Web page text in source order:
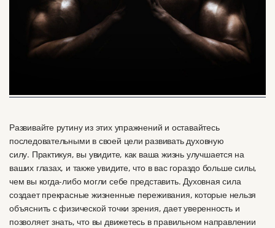
Развивайте рутину из этих упражнений и оставайтесь
последовательными в своей цели развивать духовную
силу. Практикуя, вы увидите, как ваша жизнь улучшается на
ваших глазах, и также увидите, что в вас гораздо больше силы,
чем вы когда-либо могли себе представить. Духовная сила
создает прекрасные жизненные переживания, которые нельзя
объяснить с физической точки зрения, дает уверенность и
позволяет знать, что вы движетесь в правильном направлении